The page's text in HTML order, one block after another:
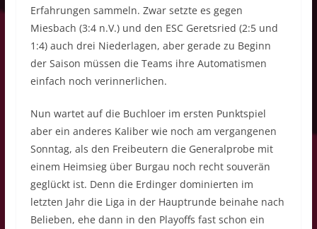
Erfahrungen sammeln. Zwar setzte es gegen
Miesbach (3:4 n.V.) und den ESC Geretsried (2:5 und
1:4) auch drei Niederlagen, aber gerade zu Beginn
der Saison müssen die Teams ihre Automatismen
einfach noch verinnerlichen.
Nun wartet auf die Buchloer im ersten Punktspiel
aber ein anderes Kaliber wie noch am vergangenen
Sonntag, als den Freibeutern die Generalprobe mit
einem Heimsieg über Burgau noch recht souverän
geglückt ist. Denn die Erdinger dominierten im
letzten Jahr die Liga in der Hauptrunde beinahe nach
Belieben, ehe dann in den Playoffs fast schon ein